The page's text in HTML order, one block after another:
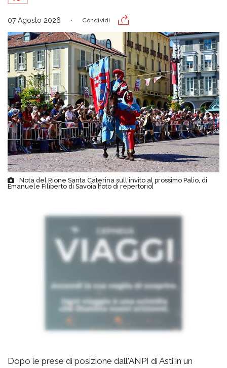
07 Agosto 2026 Condividi
Nota del Rione Santa Caterina sull'invito al prossimo Palio, di
Emanuele Filiberto di Savoia [foto di repertorio]
Dopo le prese di posizione dall'ANPI di Asti in un